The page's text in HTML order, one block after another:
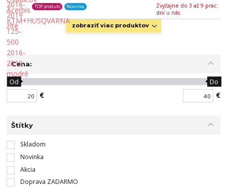
Zvyčajne do 3 až 9 prac.
dní u nás
TOP produkt Novinka
zobraziť viac produktov
Cena:
€
Od Do
€
Štítky
Skladom
Novinka
Akcia
Doprava ZADARMO